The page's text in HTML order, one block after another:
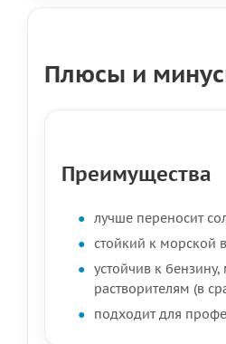
Плюсы и
Преимущества
лучше переносит
стойкий к морской
устойчив к
растворителям (в
подходит для